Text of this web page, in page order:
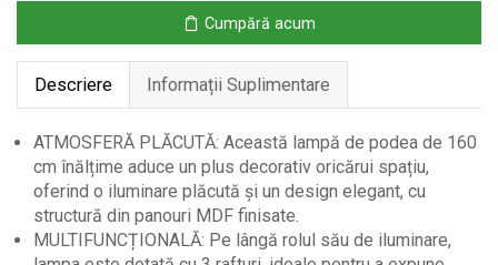
cu
rafturi
și
USB
Cumpără acum
Descriere Informații Suplimentare
ATMOSFERĂ PLĂCUTĂ: Această lampă de podea de 160
cm înălțime aduce un plus decorativ oricărui spațiu,
oferind o iluminare plăcută și un design elegant, cu
structură din panouri MDF finisate.
MULTIFUNCȚIONALĂ: Pe lângă rolul său de iluminare,